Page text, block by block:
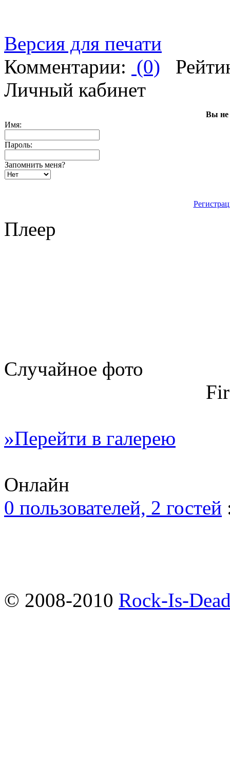
Версия для печати
Комментарии: (0)
Личный кабинет
Вы не
Имя:
Пароль:
Запомнить меня?
Плеер
Случайное фото
»Перейти в галерею
Онлайн
0 пользователей, 2 гостей
© 2008-2010 Rock-Is-